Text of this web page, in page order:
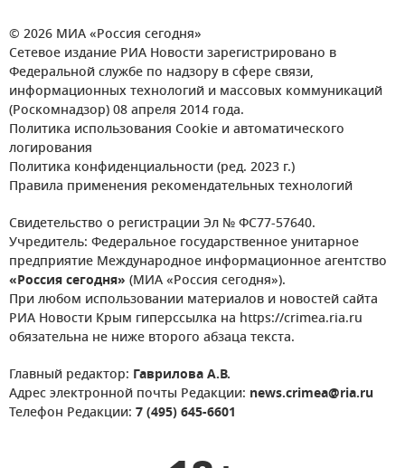
© 2026 МИА «Россия сегодня»
Сетевое издание РИА Новости зарегистрировано в
Федеральной службе по надзору в сфере связи,
информационных технологий и массовых коммуникаций
(Роскомнадзор) 08 апреля 2014 года.
Политика использования Cookie и автоматического
логирования
Политика конфиденциальности (ред. 2023 г.)
Правила применения рекомендательных технологий
Свидетельство о регистрации Эл № ФС77-57640.
Учредитель: Федеральное государственное унитарное
предприятие Международное информационное агентство
«Россия сегодня» (МИА «Россия сегодня»).
При любом использовании материалов и новостей сайта
РИА Новости Крым гиперссылка на https://crimea.ria.ru
обязательна не ниже второго абзаца текста.
Главный редактор: Гаврилова А.В.
Адрес электронной почты Редакции: news.crimea@ria.ru
Телефон Редакции: 7 (495) 645-6601